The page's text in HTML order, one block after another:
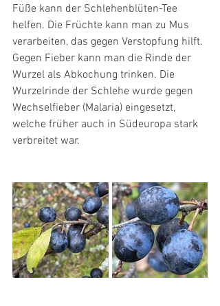
Füße kann der Schlehenblüten-Tee
helfen. Die Früchte kann man zu Mus
verarbeiten, das gegen Verstopfung hilft.
Gegen Fieber kann man die Rinde der
Wurzel als Abkochung trinken. Die
Wurzelrinde der Schlehe wurde gegen
Wechselfieber (Malaria) eingesetzt,
welche früher auch in Südeuropa stark
verbreitet war.